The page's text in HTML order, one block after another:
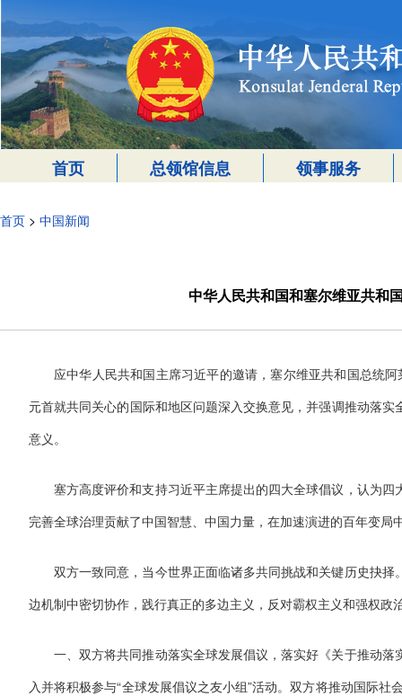
首页 总领馆信息 领事服务
首页 > 中国新闻
中华人民共和国和塞尔维亚共和
应中华人民共和国主席习近平的邀请，塞尔维亚共和国总统
元首就共同关心的国际和地区问题深入交换意见，并强调推动落
意义。
塞方高度评价和支持习近平主席提出的四大全球倡议，认为
完善全球治理贡献了中国智慧、中国力量，在加速演进的百年变
双方一致同意，当今世界正面临诸多共同挑战和关键历史抉
边机制中密切协作，践行真正的多边主义，反对霸权主义和强权
一、双方将共同推动落实全球发展倡议，落实好《关于推动
入并将积极参与“全球发展倡议之友小组”活动。双方将推动国际